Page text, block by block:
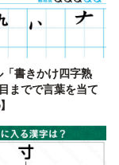
書きかけ四字熟
までで言葉を当て